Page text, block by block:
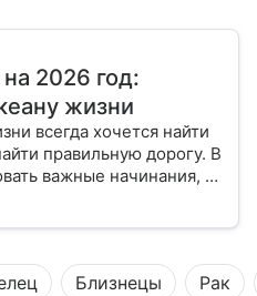
2026 год:
жизни
всегда хочется найти
правильную дорогу. В
важные начинания, а
внимания
Близнецы Рак